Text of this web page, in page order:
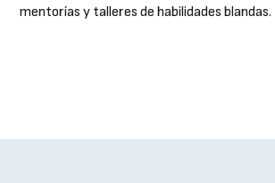
mentorías y talleres de habilidades blandas.